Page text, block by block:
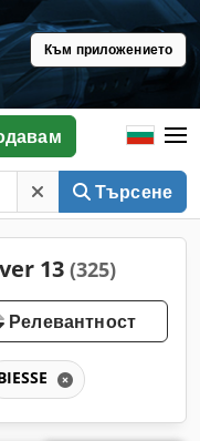
Към приложението
Търсене
13 (325)
Релевантност